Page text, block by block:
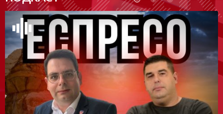
АСТ